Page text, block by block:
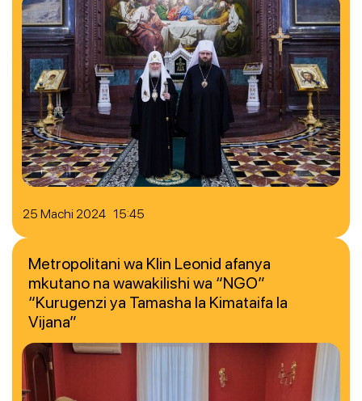
25 Machi 2024 15:45
Metropolitani wa Klin Leonid afanya
mkutano na wawakilishi wa “NGO”
“Kurugenzi ya Tamasha la Kimataifa la
Vijana”